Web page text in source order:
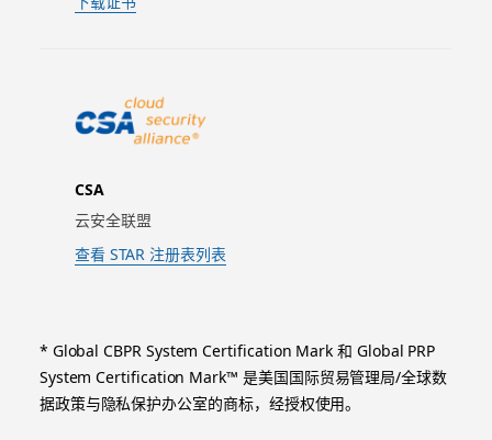
CSA
云安全联盟
查看 STAR 注册表列表
* Global CBPR System Certification Mark 和 Global PRP
System Certification Mark™ 是美国国际贸易管理局/全球数
据政策与隐私保护办公室的商标，经授权使用。